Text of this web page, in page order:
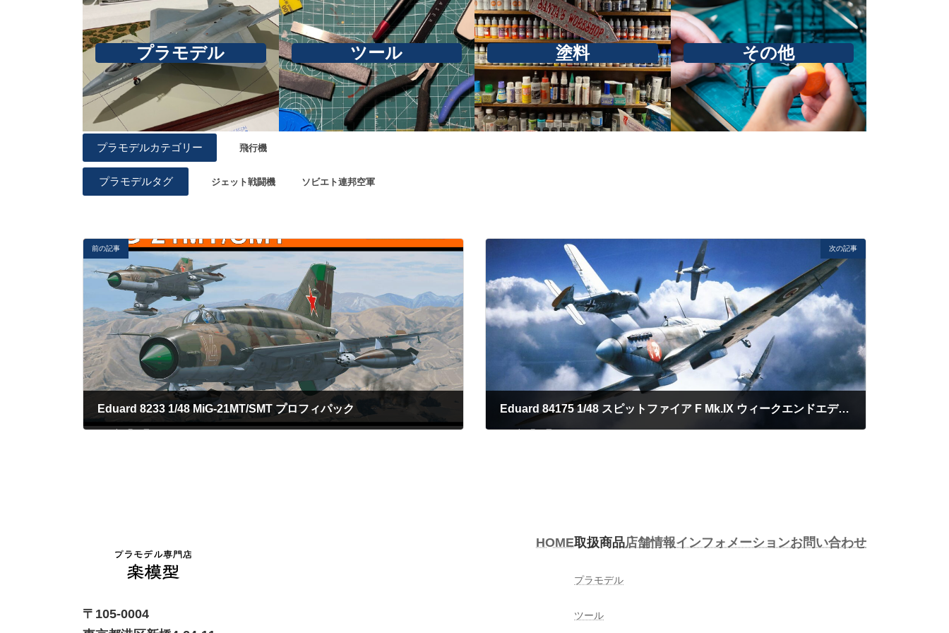
プラモデル ツール 塗料 その他
プラモデルカテゴリー 飛行機
プラモデルタグ ジェット戦闘機 ソビエト連邦空軍
前の記事
Eduard 8233 1/48 MiG-21MT/SMT プロフィパック
2023年4月24日
次の記事
Eduard 84175 1/48 スピットファイア F Mk.IX ウィークエンドエディション
2023年4月29日
〒105-0004
HOME取扱商品
プラモデル
ツール
店舗情報インフォメーションお問い合わせ